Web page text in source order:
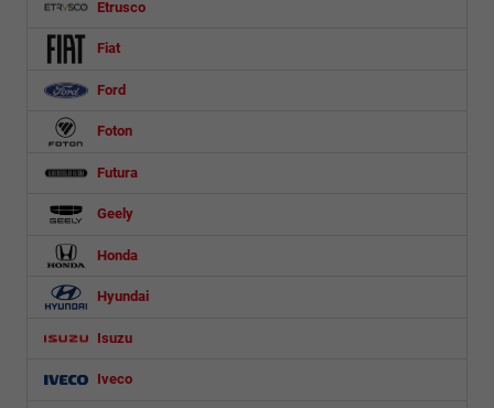
Etrusco
Fiat
Ford
Foton
Futura
Geely
Honda
Hyundai
Isuzu
Iveco